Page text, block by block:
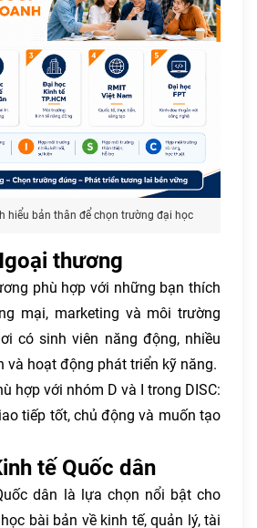
hiểu bản thân để chọn trường đại học
thương
phù hợp với những bạn thích
mại, marketing và môi trường
có sinh viên năng động, nhiều
và hoạt động phát triển kỹ năng.
hợp với nhóm D và I trong DISC:
tiếp tốt, chủ động và muốn tạo
tế Quốc dân
dân là lựa chọn nổi bật cho
bài bản về kinh tế, quản lý, tài